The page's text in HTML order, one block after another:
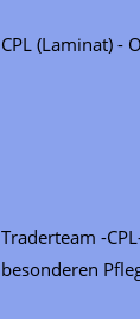
CPL (Laminat) -
Traderteam -
besonderen